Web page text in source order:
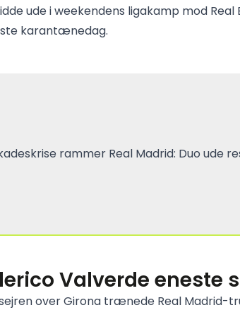
ude i weekendens ligakamp mod
karantænedag.
Valverde eneste
over Girona trænede Real Madrid-